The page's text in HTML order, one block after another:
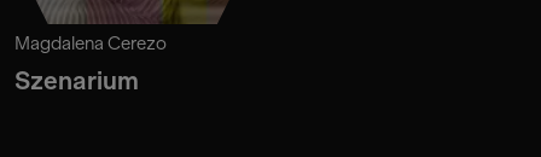
Magdalena Cerezo
Szenarium